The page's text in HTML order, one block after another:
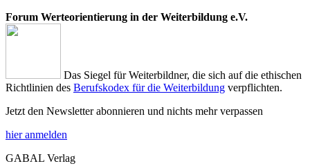
Forum Werteorientierung in der Weiterbildung e.V.
Das Siegel für Weiterbildner, die sich auf die ethischen
Richtlinien des Berufskodex für die Weiterbildung verpflichten.
Jetzt den Newsletter abonnieren und nichts mehr verpassen
hier anmelden
GABAL Verlag